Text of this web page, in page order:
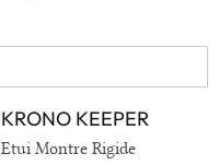
VOIR EN DÉTAIL
KRONO KEEPER
Etui Montre Rigide